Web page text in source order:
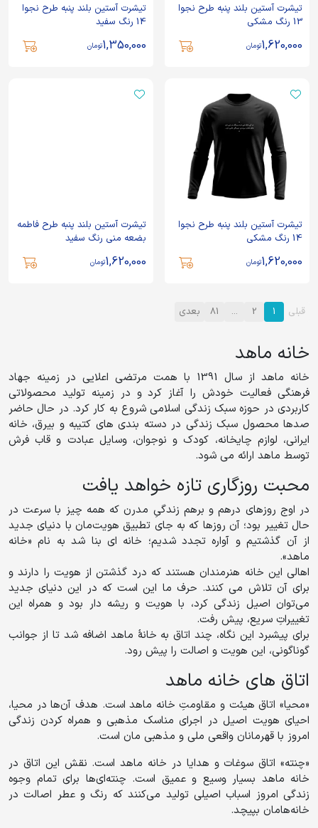
تیشرت آستین بلند پنبه طرح نجوا
13 رنگ مشکی
1,620,000تومان
تیشرت آستین بلند پنبه طرح نجوا
14 رنگ سفید
1,350,000تومان
تیشرت آستین بلند پنبه طرح نجوا
14 رنگ مشکی
1,620,000تومان
تیشرت آستین بلند پنبه طرح فاطمه
بضعه منی رنگ سفید
1,620,000تومان
قبلی 1
2
...
81 بعدی
خانه ماهد
خانه ماهد از سال 1391 با همت مرتضی اعلایی در زمینه جهاد
فرهنگی فعالیت خودش را آغاز کرد و در زمینه تولید محصولاتی
کاربردی در حوزه سبک زندگی اسلامی شروع به کار کرد. در حال حاضر
صدها محصول سبک زندگی در دسته بندی های کتیبه و بیرق، خانه
ایرانی، لوازم چایخانه، کودک و نوجوان، وسایل عبادت و قاب فرش
توسط ماهد ارائه می شود.
محبت روزگاری تازه خواهد یافت
در اوج روزهای درهم و برهم زندگیِ مدرن که همه چیز با سرعت در
حال تغییر بود؛ آن روزها که به جای تطبیق هویت‌مان با دنیای جدید
از آن گذشتیم و آواره تجدد شدیم؛ خانه ای بنا شد به نام «خانه
ماهد».
اهالی این خانه هنرمندان هستند که درد گذشتن از هویت را دارند و
برای آن تلاش می کنند. حرف ما این است که در این دنیای جدید
می‌توان اصیل زندگی کرد، با هویت و ریشه دار بود و همراه این
تغییراتِ سریع، پیش رفت.
برای پیشبرد این نگاه، چند اتاق به خانۀ ماهد اضافه شد تا از جوانب
گوناگونی، این هویت و اصالت را پیش رود.
اتاق های خانه ماهد
«محیا» اتاق هیئت و مقاومتِ خانه ماهد است. هدف آن‌ها در محیا،
احیای هویت اصیل در اجرای مناسک مذهبی و همراه کردن زندگی
امروز با قهرمانان واقعی ملی و مذهبی مان است.
«چنته» اتاق سوغات و هدایا در خانه ماهد است. نقش این اتاق در
خانه ماهد بسیار وسیع و عمیق است. چنته‌ای‌ها برای تمام وجوه
زندگی امروز اسباب اصیلی تولید می‌کنند که رنگ و عطر اصالت در
خانه‌هامان بپیچد.